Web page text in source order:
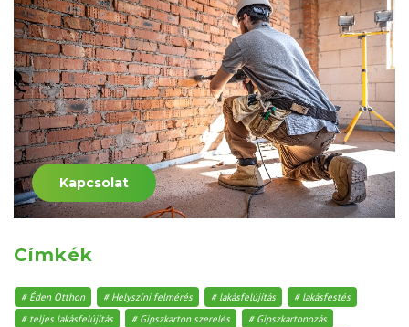
Kapcsolat
Címkék
Éden Otthon Helyszíni felmérés lakásfelújítás
lakásfestés
teljes lakásfelújítás
Gipszkarton szerelés
Gipszkartonozás